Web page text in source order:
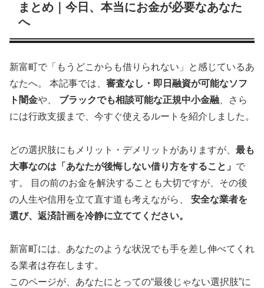
まとめ｜今日、本当にお金が必要なあなた
へ
新富町で「もうどこからも借りられない」と感じているあ
なたへ。 本記事では、 審査なし・即日融資が可能なソフ
ト闇金や、 ブラックでも相談可能な正規中小金融 、さら
には行政支援まで、今すぐ使えるルートを紹介しました。
どの選択肢にもメリット・デメリットがありますが、 最も
大事なのは「あなたが後悔しない借り方をすること」 で
す。 目の前のお金を解決することも大切ですが、その後
の人生や信用を立て直す道も考えながら、 安全な業者を
選び、返済計画を冷静に立ててください。
新富町には、あなたのような状況でも手を差し伸べてくれ
る業者は存在します。
このページが、あなたにとっての“最後じゃない選択肢”に